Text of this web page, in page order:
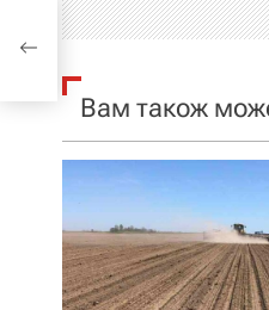
і
я
а
п
и
Вам також